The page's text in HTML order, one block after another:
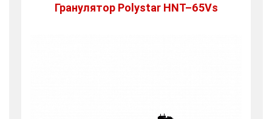
Гранулятор Polystar HNT–65Vs